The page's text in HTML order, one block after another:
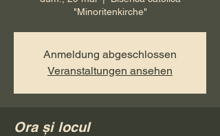
"Minoritenkirche"
Anmeldung abgeschlossen
Veranstaltungen ansehen
Ora și locul